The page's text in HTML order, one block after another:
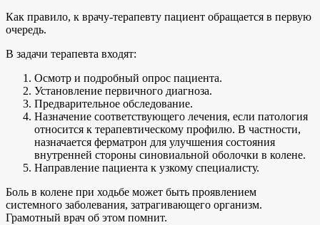
Как правило, к врачу-терапевту пациент обращается в первую
очередь.
В задачи терапевта входят:
Осмотр и подробный опрос пациента.
Установление первичного диагноза.
Предварительное обследование.
Назначение соответствующего лечения, если патология
относится к терапевтическому профилю. В частности,
назначается ферматрон для улучшения состояния
внутренней стороны синовиальной оболочки в колене.
Направление пациента к узкому специалисту.
Боль в колене при ходьбе может быть проявлением
системного заболевания, затрагивающего организм.
Грамотный врач об этом помнит.